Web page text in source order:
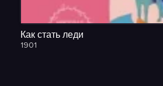
Как стать леди
1901